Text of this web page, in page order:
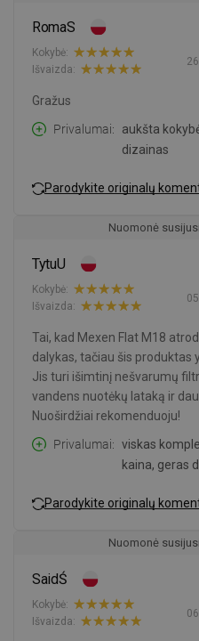
RomaS
Kokybė:
Išvaizda:
Gražus
Privalumai
aukšta
dizainas
Parodykite originalų
Nuomonė
TytuU
Kokybė:
Išvaizda:
Tai, kad Mexen Flat M18
dalykas, tačiau šis produktas
Jis turi išimtinį nešvarumų
vandens nuotėkų lataką ir
Nuoširdžiai rekomenduoju!
Privalumai
viskas
kaina, geras
Parodykite originalų
Nuomonė
SaidŚ
Kokybė:
Išvaizda: